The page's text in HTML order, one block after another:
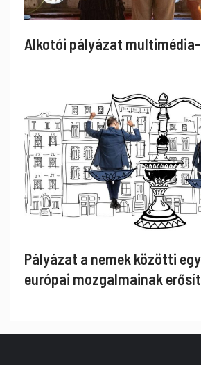
Alkotói pályázat
Pályázat a nemek közötti
európai mozgalmainak